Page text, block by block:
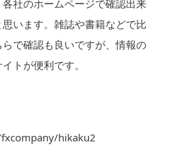
社のホームページで確認出来
います。雑誌や書籍などで比
で確認も良いですが、情報の
トが便利です。
hikaku2